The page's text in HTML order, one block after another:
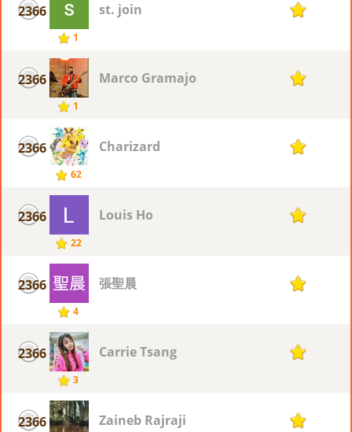
2366
1
st. join 1
2366
1
Marco Gramajo 1
2366
62
Charizard 1
2366
22
Louis Ho 1
2366
4
張聖晨 1
2366
3
Carrie Tsang 1
2366 Zaineb Rajraji 1